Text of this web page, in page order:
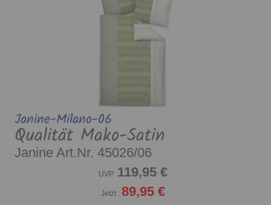
Janine-Milano-06
Qualität Mako-Satin
Janine Art.Nr. 45026/06
UVP 119,95 €
Jetzt : 89,95 €